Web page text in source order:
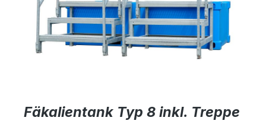
Fäkalientank Typ 8 inkl. Treppe